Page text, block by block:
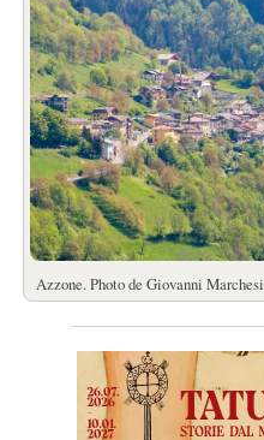
Azzone. Photo de Giovanni Marchesi